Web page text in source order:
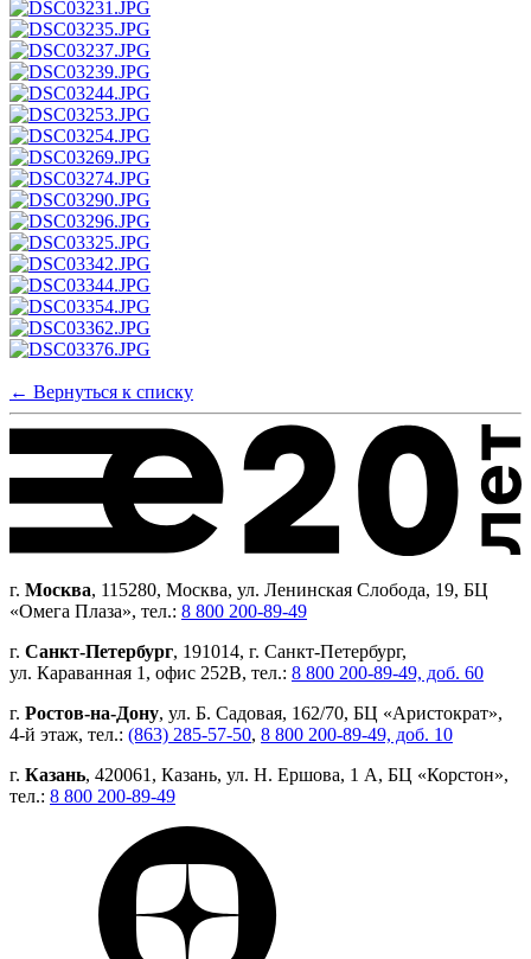
← Вернуться к списку
г. Москва, 115280, Москва, ул. Ленинская Слобода, 19, БЦ
«Омега Плаза», тел.: 8 800 200-89-49
г. Санкт-Петербург, 191014, г. Санкт-Петербург,
ул. Караванная 1, офис 252В, тел.: 8 800 200-89-49, доб. 60
г. Ростов-на-Дону, ул. Б. Садовая, 162/70, БЦ «Аристократ»,
4-й этаж, тел.: (863) 285-57-50, 8 800 200-89-49, доб. 10
г. Казань, 420061, Казань, ул. Н. Ершова, 1 А, БЦ «Корстон»,
тел.: 8 800 200-89-49